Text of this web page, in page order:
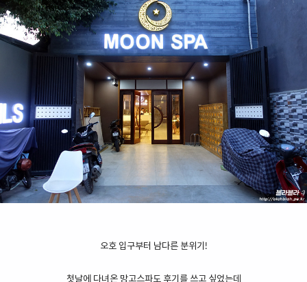
오호 입구부터 남다른 분위기!
첫날에 다녀온 망고스파도 후기를 쓰고 싶었는데